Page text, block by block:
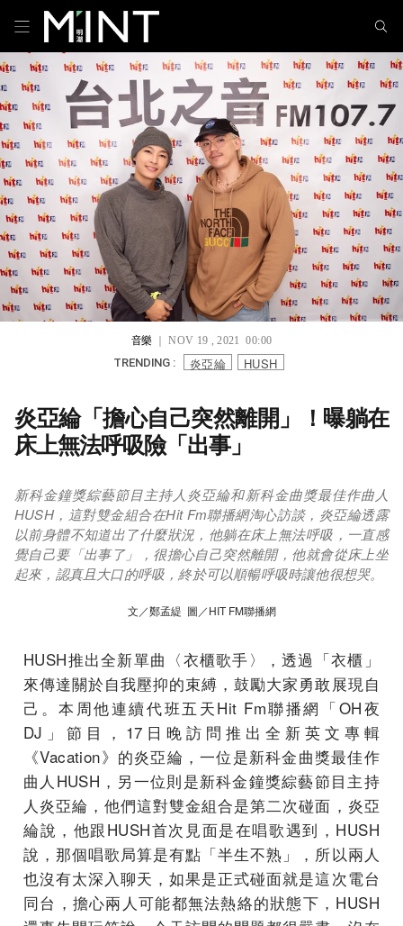
音樂｜ NOV 19 , 2021 00:00
TRENDING : 炎亞綸 HUSH
炎亞綸「擔心自己突然離開」！曝躺在
床上無法呼吸險「出事」
新科金鐘獎綜藝節目主持人炎亞綸和新科金曲獎最佳作曲人
HUSH，這對雙金組合在Hit Fm聯播網淘心訪談，炎亞綸透露
以前身體不知道出了什麼狀況，他躺在床上無法呼吸，一直感
覺自己要「出事了」，很擔心自己突然離開，他就會從床上坐
起來，認真且大口的呼吸，終於可以順暢呼吸時讓他很想哭。
文／鄭孟緹 圖／HIT FM聯播網
HUSH推出全新單曲〈衣櫃歌手〉，透過「衣櫃」
來傳達關於自我壓抑的束縛，鼓勵大家勇敢展現自
己。本周他連續代班五天Hit Fm聯播網「OH夜
DJ」節目，17日晚訪問推出全新英文專輯
《Vacation》的炎亞綸，一位是新科金曲獎最佳作
曲人HUSH，另一位則是新科金鐘獎綜藝節目主持
人炎亞綸，他們這對雙金組合是第二次碰面，炎亞
綸說，他跟HUSH首次見面是在唱歌遇到，HUSH
說，那個唱歌局算是有點「半生不熟」，所以兩人
也沒有太深入聊天，如果是正式碰面就是這次電台
同台，擔心兩人可能都無法熱絡的狀態下，HUSH